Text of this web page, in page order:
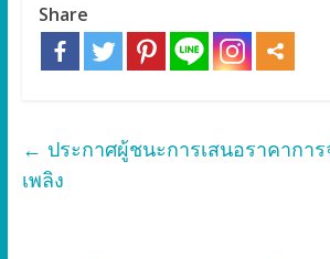
Share
← ประกาศผู้ชนะการเสนอราคากา
เพลิง